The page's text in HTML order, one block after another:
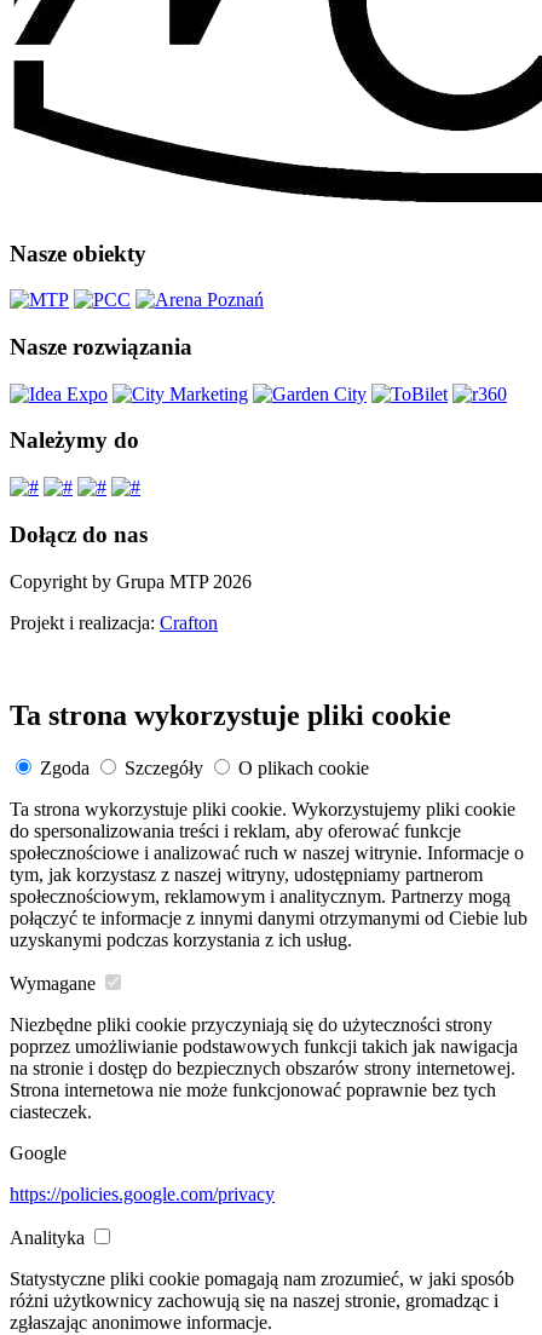
Nasze obiekty
Nasze rozwiązania
Należymy do
Dołącz do nas
Copyright by Grupa MTP 2026
Projekt i realizacja: Crafton
Ta strona wykorzystuje pliki cookie
Zgoda Szczegóły
O plikach cookie
Ta strona wykorzystuje pliki cookie. Wykorzystujemy pliki cookie
do spersonalizowania treści i reklam, aby oferować funkcje
społecznościowe i analizować ruch w naszej witrynie. Informacje o
tym, jak korzystasz z naszej witryny, udostępniamy partnerom
społecznościowym, reklamowym i analitycznym. Partnerzy mogą
połączyć te informacje z innymi danymi otrzymanymi od Ciebie lub
uzyskanymi podczas korzystania z ich usług.
Wymagane
Niezbędne pliki cookie przyczyniają się do użyteczności strony
poprzez umożliwianie podstawowych funkcji takich jak nawigacja
na stronie i dostęp do bezpiecznych obszarów strony internetowej.
Strona internetowa nie może funkcjonować poprawnie bez tych
ciasteczek.
Google
https://policies.google.com/privacy
Analityka
Statystyczne pliki cookie pomagają nam zrozumieć, w jaki sposób
różni użytkownicy zachowują się na naszej stronie, gromadząc i
zgłaszając anonimowe informacje.